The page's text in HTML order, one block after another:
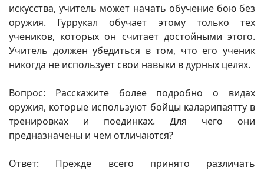
искусства, учитель может начать обучение бою без
оружия. Гуррукал обучает этому только тех
учеников, которых он считает достойными этого.
Учитель должен убедиться в том, что его ученик
никогда не использует свои навыки в дурных целях.
Вопрос: Расскажите более подробно о видах
оружия, которые используют бойцы каларипаятту в
тренировках и поединках. Для чего они
предназначены и чем отличаются?
Ответ: Прежде всего принято различать